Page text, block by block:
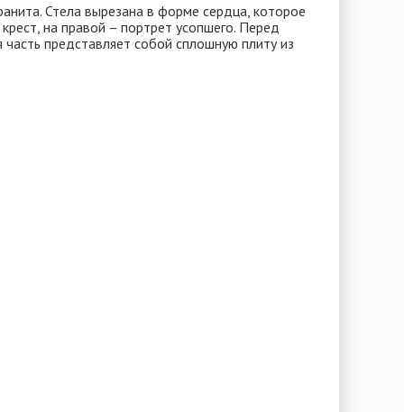
Стела вырезана в форме сердца, которое
на правой – портрет усопшего. Перед
представляет собой сплошную плиту из